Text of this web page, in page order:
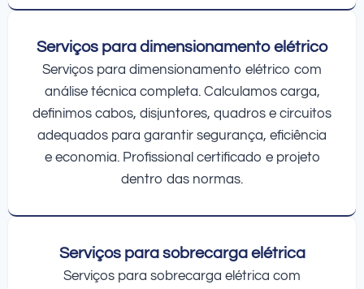
Serviços para dimensionamento elétrico
Serviços para dimensionamento elétrico com
análise técnica completa. Calculamos carga,
definimos cabos, disjuntores, quadros e circuitos
adequados para garantir segurança, eficiência
e economia. Profissional certificado e projeto
dentro das normas.
Serviços para sobrecarga elétrica
Serviços para sobrecarga elétrica com